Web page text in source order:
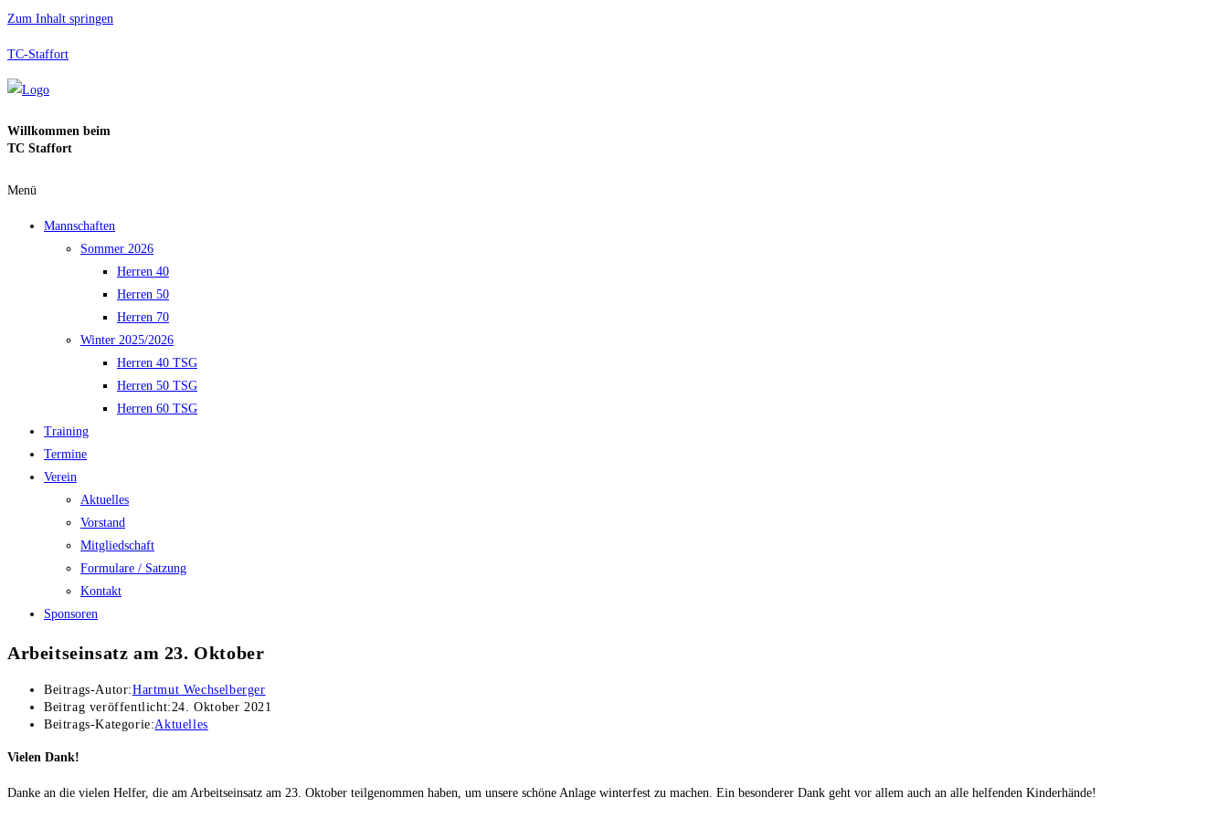
Zum Inhalt springen
TC-Staffort
Willkommen beim
TC Staffort
Menü
Mannschaften
Sommer 2026
Herren 40
Herren 50
Herren 70
Winter 2025/2026
Herren 40 TSG
Herren 50 TSG
Herren 60 TSG
Training
Termine
Verein
Aktuelles
Vorstand
Mitgliedschaft
Formulare / Satzung
Kontakt
Sponsoren
Arbeitseinsatz am 23. Oktober
Beitrags-Autor:Hartmut Wechselberger
Beitrag veröffentlicht: 24. Oktober 2021
Beitrags-Kategorie:Aktuelles
Vielen Dank!
Danke an die vielen Helfer, die am Arbeitseinsatz am 23. Oktober teilgenommen haben, um unsere schöne Anlage winterfest zu machen. Ein besonderer Dank geht vor allem auch an alle helfenden Kinderhände!